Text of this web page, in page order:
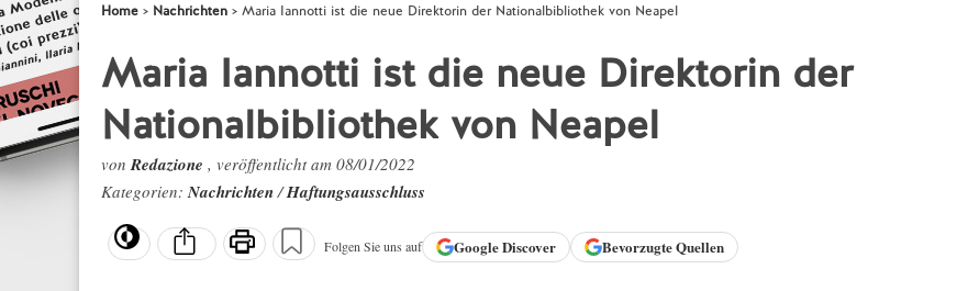
Home Nachrichten Maria Iannotti ist die neue Direktorin der Nationalbibliothek von Neapel
Maria Iannotti ist die neue Direktorin der
Nationalbibliothek von Neapel
vonRedazione , veröffentlicht am 08/01/2022
Kategorien:Nachrichten/Haftungsausschluss
Folgen Sie uns auf GoogleDiscover Bevorzugte Quellen